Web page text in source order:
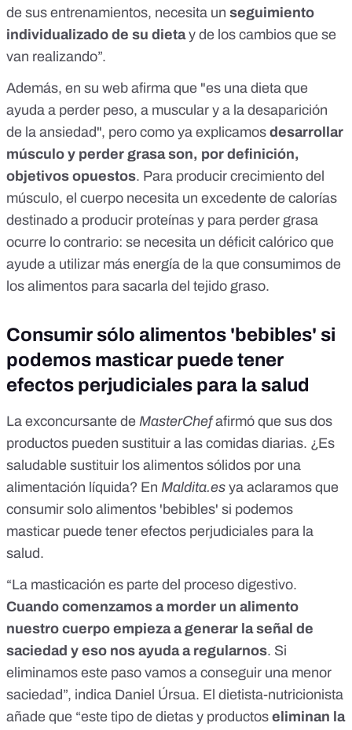
de sus entrenamientos, necesita un seguimiento
individualizado de su dietay de los cambios que se
van realizando”.
Además, en su web afirma que "es una dieta que
ayuda a perder peso, a muscular y a la desaparición
de la ansiedad", pero como ya explicamos desarrollar
músculo y perder grasa son, por definición,
objetivos opuestos. Para producir crecimiento del
músculo, el cuerpo necesita un excedente de calorías
destinado a producir proteínas y para perder grasa
ocurre lo contrario: se necesita un déficit calórico que
ayude a utilizar más energía de la que consumimos de
los alimentos para sacarla del tejido graso.
Consumir sólo alimentos 'bebibles' si
podemos masticar puede tener
efectos perjudiciales para la salud
La exconcursante de MasterChefafirmó que sus dos
productos pueden sustituir a las comidas diarias. ¿Es
saludable sustituir los alimentos sólidos por una
alimentación líquida? En Maldita.es ya aclaramos que
consumir solo alimentos 'bebibles' si podemos
masticar puede tener efectos perjudiciales para la
salud.
“La masticación es parte del proceso digestivo.
Cuando comenzamos a morder un alimento
nuestro cuerpo empieza a generar la señal de
saciedad y eso nos ayuda a regularnos. Si
eliminamos este paso vamos a conseguir una menor
saciedad”, indica Daniel Úrsua. El dietista-nutricionista
añade que “este tipo de dietas y productos eliminan la